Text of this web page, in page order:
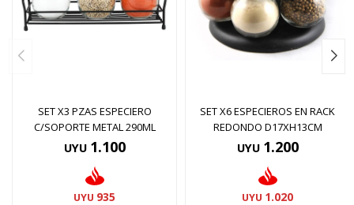
SET X3 PZAS ESPECIERO
C/SOPORTE METAL 290ML
UYU 1.100
UYU 935
SET X6 ESPECIEROS EN RACK
REDONDO D17XH13CM
UYU 1.200
UYU 1.020